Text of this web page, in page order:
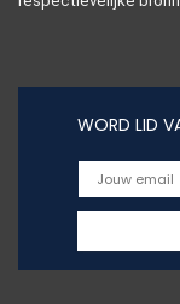
WORD LID